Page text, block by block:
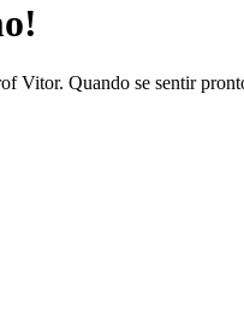
Vitor. Quando se sentir